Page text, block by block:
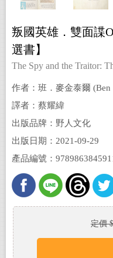
叛國英雄．雙面諜
選書】
The Spy and the Traitor:
作者：班．麥金泰爾 (Ben
譯者：蔡耀緯
出版品牌：野人文化
出版日期：2021-09-29
產品編號：
定價